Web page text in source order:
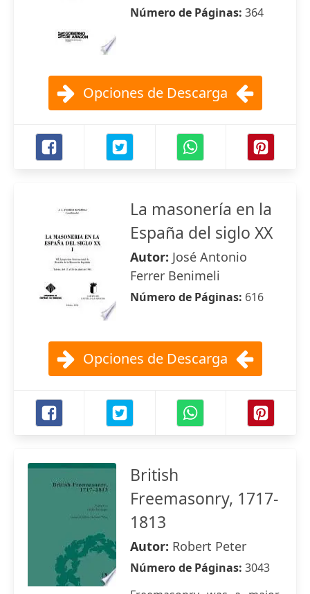
Número de Páginas: 364
Opciones de Descarga
La masonería en la
España del siglo XX
Autor: José Antonio
Ferrer Benimeli
Número de Páginas: 616
Opciones de Descarga
British
Freemasonry, 1717-
1813
Autor: Robert Peter
Número de Páginas: 3043